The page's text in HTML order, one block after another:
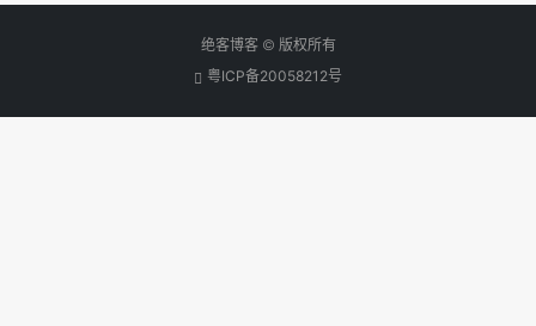
绝客博客 © 版权所有
粤ICP备20058212号